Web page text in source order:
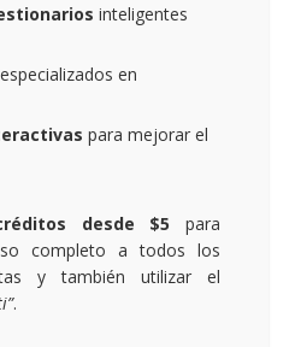
inteligentes
especializados en
para mejorar el
desde $5 para
completo a todos los
y también utilizar el
.